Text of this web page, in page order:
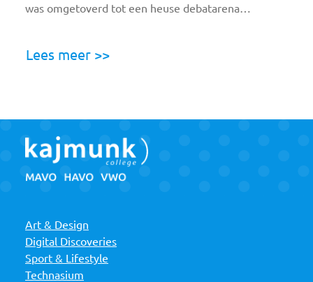
was omgetoverd tot een heuse debatarena…
Lees meer >>
Art & Design
Digital Discoveries
Sport & Lifestyle
Technasium